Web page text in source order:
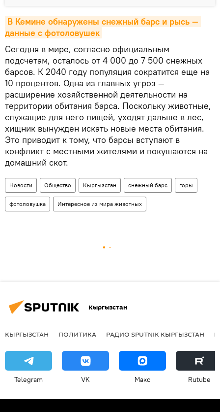
В Кемине обнаружены снежный барс и рысь —
данные с фотоловушек
Сегодня в мире, согласно официальным
подсчетам, осталось от 4 000 до 7 500 снежных
барсов. К 2040 году популяция сократится еще на
10 процентов. Одна из главных угроз —
расширение хозяйственной деятельности на
территории обитания барса. Поскольку животные,
служащие для него пищей, уходят дальше в лес,
хищник вынужден искать новые места обитания.
Это приводит к тому, что барсы вступают в
конфликт с местными жителями и покушаются на
домашний скот.
Новости Общество Кыргызстан снежный барс горы
фотоловушка Интересное из мира животных
Кыргызстан
КЫРГЫЗСТАН ПОЛИТИКА РАДИО SPUTNIK КЫРГЫЗСТАН
Telegram VK Макс Rutube